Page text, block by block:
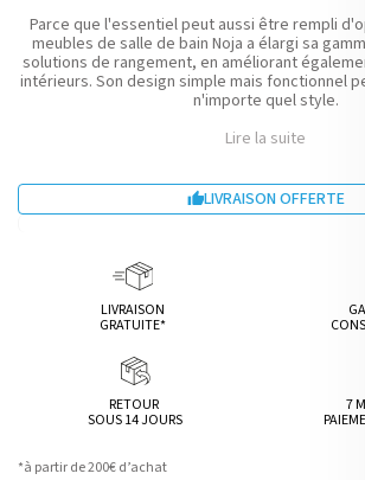
Parce que l'essentiel peut aussi être rempli
meubles de salle de bain Noja a élargi sa
solutions de rangement, en améliorant
intérieurs. Son design simple mais fonctionnel
n'importe quel style.
Lire la suite
LIVRAISON OFFERTE
LIVRAISON
GRATUITE*
RETOUR
SOUS 14 JOURS
7
*à partir de 200€ d’achat